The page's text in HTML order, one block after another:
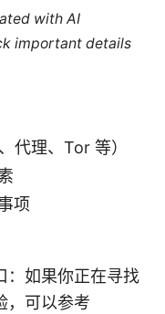
with AI
important details
代理、Tor 等）
项
：如果你正在寻找
，可以参考